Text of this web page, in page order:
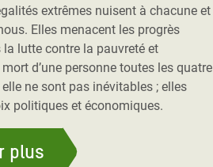
extrêmes nuisent à chacune et
Elles menacent les progrès
lutte contre la pauvreté et
d’une personne toutes les quatre
ne sont pas inévitables ; elles
politiques et économiques.
plus